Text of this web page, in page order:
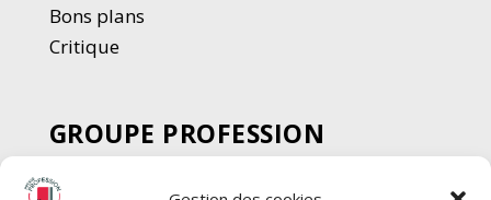
Bons plans
Critique
GROUPE PROFESSION
SPECTACLE